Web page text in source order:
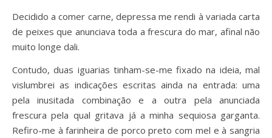
Decidido a comer carne, depressa me rendi à variada carta
de peixes que anunciava toda a frescura do mar, afinal não
muito longe dali.
Contudo, duas iguarias tinham-se-me fixado na ideia, mal
vislumbrei as indicações escritas ainda na entrada: uma
pela inusitada combinação e a outra pela anunciada
frescura pela qual gritava já a minha sequiosa garganta.
Refiro-me à farinheira de porco preto com mel e à sangria